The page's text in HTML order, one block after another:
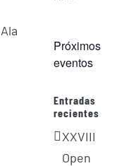
Próximos
eventos
Entradas
recientes
XXVIII
Open